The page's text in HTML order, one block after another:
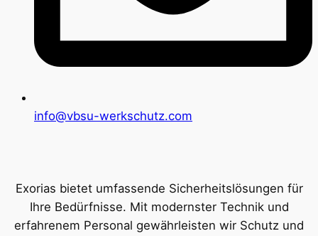
info@vbsu-werkschutz.com
Exorias bietet umfassende Sicherheitslösungen für
Ihre Bedürfnisse. Mit modernster Technik und
erfahrenem Personal gewährleisten wir Schutz und